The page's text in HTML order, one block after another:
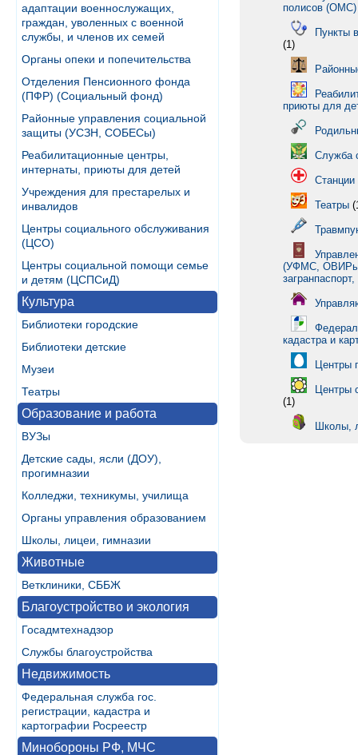
адаптации военнослужащих,
граждан, уволенных с военной
службы, и членов их семей
Органы опеки и попечительства
Отделения Пенсионного фонда
(ПФР) (Социальный фонд)
Районные управления социальной
защиты (УСЗН, СОБЕСы)
Реабилитационные центры,
интернаты, приюты для детей
Учреждения для престарелых и
инвалидов
Центры социального обслуживания
(ЦСО)
Центры социальной помощи семье
и детям (ЦСПСиД)
Культура
Библиотеки городские
Библиотеки детские
Музеи
Театры
Образование и работа
ВУЗы
Детские сады, ясли (ДОУ),
прогимназии
Колледжи, техникумы, училища
Органы управления образованием
Школы, лицеи, гимназии
Животные
Ветклиники, СББЖ
Благоустройство и экология
Госадмтехнадзор
Службы благоустройства
Недвижимость
Федеральная служба гос.
регистрации, кадастра и
картографии Росреестр
Минобороны РФ, МЧС
полисов (ОМС)
Пункты
(1)
приюты для
Служба
Театры
(УФМС, ОВИРы,
кадастра и
Центры
Центры
(1)
Школы,